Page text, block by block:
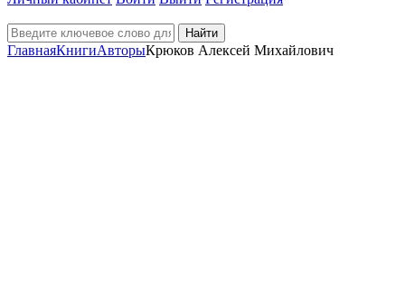
Найти
ГлавнаяКнигиАвторыКрюков Алексей Михайлович